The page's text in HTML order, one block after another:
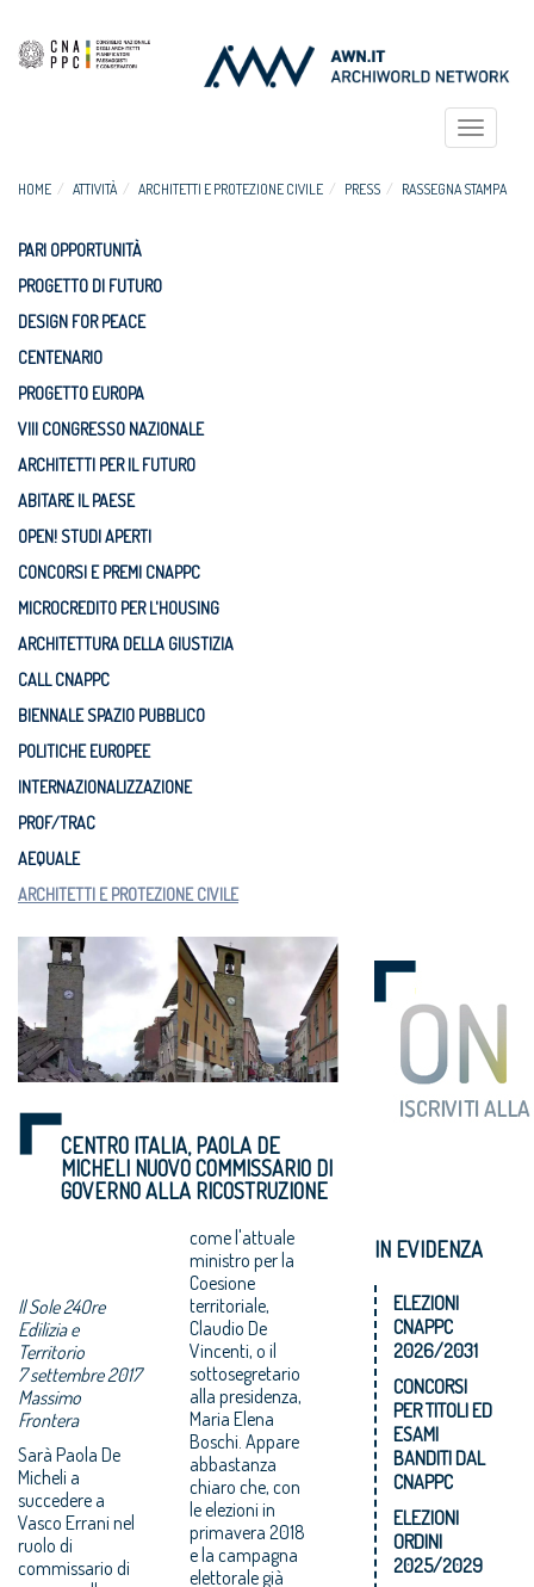
Toggle
HOME ATTIVITÀ ARCHITETTI E PROTEZIONE CIVILE PRESS RASSEGNA STAMPA
PARI OPPORTUNITÀ
PROGETTO DI FUTURO
DESIGN FOR PEACE
CENTENARIO
PROGETTO EUROPA
VIII CONGRESSO NAZIONALE
ARCHITETTI PER IL FUTURO
ABITARE IL PAESE
OPEN! STUDI APERTI
CONCORSI E PREMI CNAPPC
MICROCREDITO PER L'HOUSING
ARCHITETTURA DELLA GIUSTIZIA
CALL CNAPPC
BIENNALE SPAZIO PUBBLICO
POLITICHE EUROPEE
INTERNAZIONALIZZAZIONE
PROF/TRAC
AEQUALE
ARCHITETTI E PROTEZIONE CIVILE
CENTRO ITALIA, PAOLA DE
MICHELI NUOVO COMMISSARIO DI
GOVERNO ALLA RICOSTRUZIONE
Il Sole 24Ore
Edilizia e
Territorio
7 settembre 2017
Massimo
Frontera
Sarà Paola De
Micheli a
succedere a
Vasco Errani nel
ruolo di
commissario di
come l'attuale
ministro per la
Coesione
territoriale,
Claudio De
Vincenti, o il
sottosegretario
alla presidenza,
Maria Elena
Boschi. Appare
abbastanza
chiaro che, con
le elezioni in
primavera 2018
e la campagna
elettorale già
IN EVIDENZA
ELEZIONI
CNAPPC
2026/2031
CONCORSI
PER TITOLI ED
ESAMI
BANDITI DAL
CNAPPC
ELEZIONI
ORDINI
2025/2029